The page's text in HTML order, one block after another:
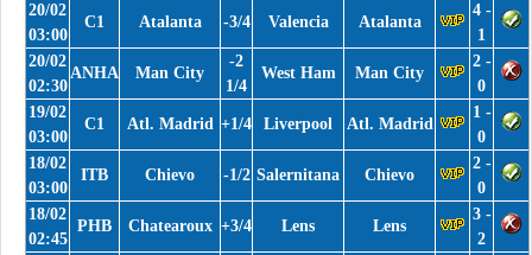
20/02
03:00
C1 Atalanta -3/4 Valencia Atalanta
4 -
1
20/02
02:30
ANHA Man City
-2
1/4
West Ham Man City
2 -
0
19/02
03:00
C1 Atl. Madrid +1/4 Liverpool Atl. Madrid
1 -
0
18/02
03:00
ITB Chievo -1/2 Salernitana Chievo
2 -
0
18/02
02:45
PHB Chatearoux +3/4 Lens Lens
3 -
2